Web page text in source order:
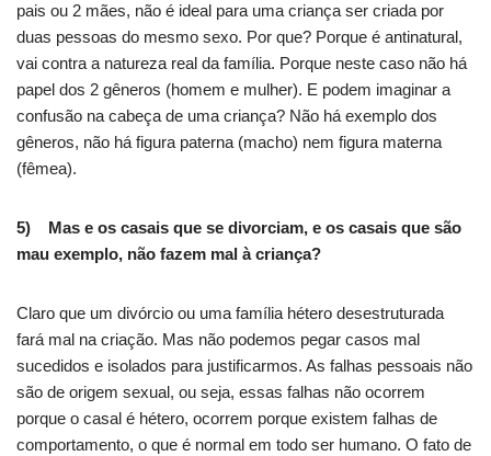
pais ou 2 mães, não é ideal para uma criança ser criada por
duas pessoas do mesmo sexo. Por que? Porque é antinatural,
vai contra a natureza real da família. Porque neste caso não há
papel dos 2 gêneros (homem e mulher). E podem imaginar a
confusão na cabeça de uma criança? Não há exemplo dos
gêneros, não há figura paterna (macho) nem figura materna
(fêmea).
5) Mas e os casais que se divorciam, e os casais que são
mau exemplo, não fazem mal à criança?
Claro que um divórcio ou uma família hétero desestruturada
fará mal na criação. Mas não podemos pegar casos mal
sucedidos e isolados para justificarmos. As falhas pessoais não
são de origem sexual, ou seja, essas falhas não ocorrem
porque o casal é hétero, ocorrem porque existem falhas de
comportamento, o que é normal em todo ser humano. O fato de